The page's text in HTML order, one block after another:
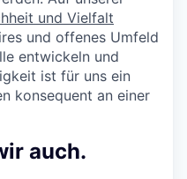
und Vielfalt
und offenes Umfeld
entwickeln und
ist für uns ein
konsequent an einer
auch.